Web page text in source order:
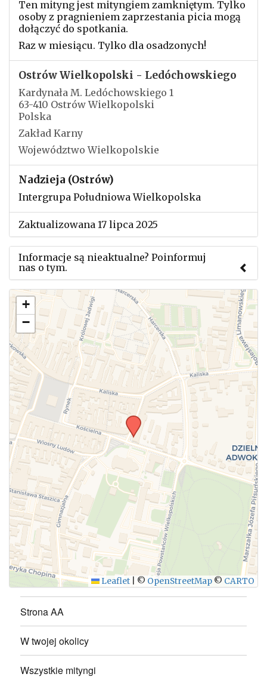
Ten mityng jest mityngiem zamkniętym. Tylko
osoby z pragnieniem zaprzestania picia mogą
dołączyć do spotkania.
Raz w miesiącu. Tylko dla osadzonych!
Ostrów Wielkopolski - Ledóchowskiego
Kardynała M. Ledóchowskiego 1
63-410 Ostrów Wielkopolski
Polska
Zakład Karny
Województwo Wielkopolskie
Nadzieja (Ostrów)
Intergrupa Południowa Wielkopolska
Zaktualizowana 17 lipca 2025
Informacje są nieaktualne? Poinformuj
nas o tym.
Użyj tego formularza aby przesłać informację o
zmianach w powyższym mityngu.
WYŚLIJ
+
−
Leaflet © OpenStreetMap © CARTO
Strona AA
W twojej okolicy
Wszystkie mityngi